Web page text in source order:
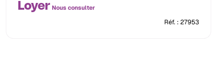
Loyer Nous consulter
Réf. : 27953